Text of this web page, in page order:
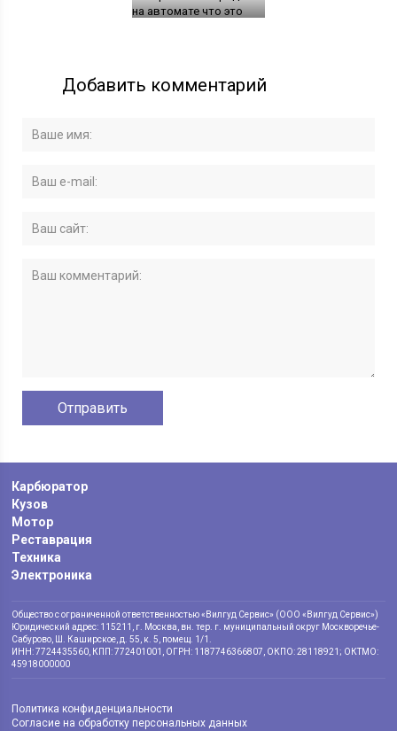
на автомате что это
Добавить комментарий
Карбюратор
Кузов
Мотор
Реставрация
Техника
Электроника
Общество с ограниченной ответственностью «Вилгуд Сервис» (ООО «Вилгуд Сервис»)
Юридический адрес: 115211, г. Москва, вн. тер. г. муниципальный округ Москворечье-
Сабурово, Ш. Каширское, д. 55, к. 5, помещ. 1/1.
ИНН: 7724435560, КПП: 772401001, ОГРН: 1187746366807, ОКПО: 28118921; ОКТМО:
45918000000
Политика конфиденциальности
Согласие на обработку персональных данных